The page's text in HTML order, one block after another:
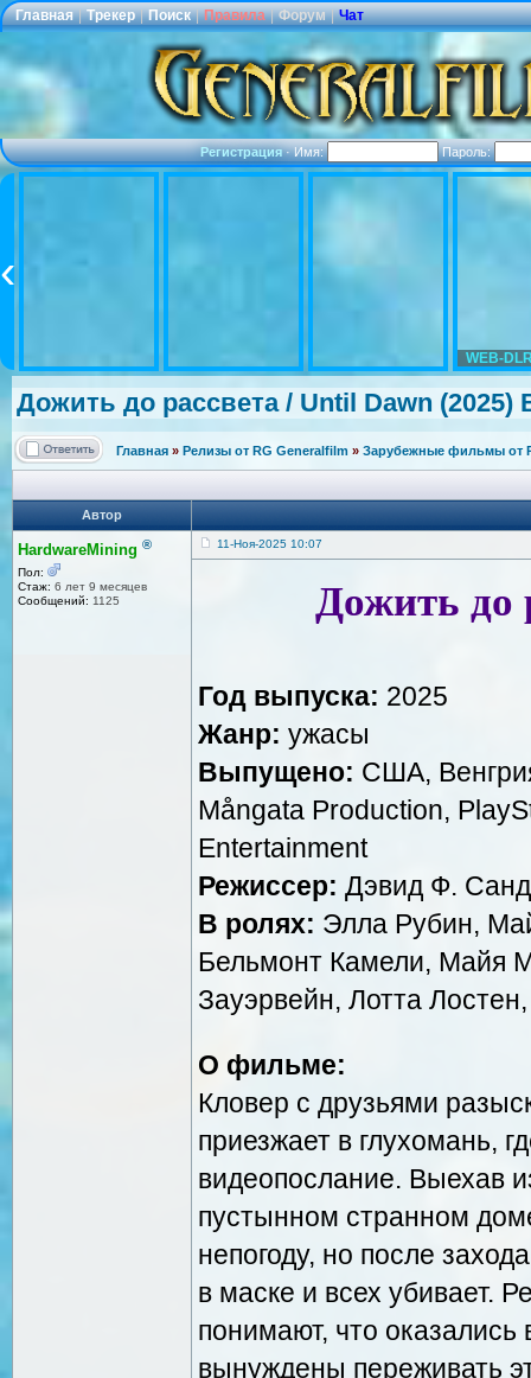
Главная | Трекер | Поиск | Правила | Форум | Чат
Регистрация·Имя: Пароль:
WEB-
Дожить до рассвета / Until Dawn (2025)
Главная » Релизы от RG Generalfilm » Зарубежные фильмы от
Автор
HardwareMining ®
Пол:
Стаж: 6 лет 9 месяцев
Сообщений: 1125
11-Ноя-2025 10:07
Дожить до
Год выпуска: 2025
Жанр: ужасы
Выпущено: США,
Mångata Production,
Entertainment
Режиссер: Дэвид Ф.
В ролях: Элла Рубин,
Бельмонт Камели, Майя
Зауэрвейн, Лотта
О фильме:
Кловер с друзьями
приезжает в глухомань,
видеопослание. Выехав
пустынном странном
непогоду, но после
в маске и всех убивает.
понимают, что
вынуждены переживать